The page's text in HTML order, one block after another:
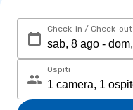
Check-in / Check-out
Ospiti